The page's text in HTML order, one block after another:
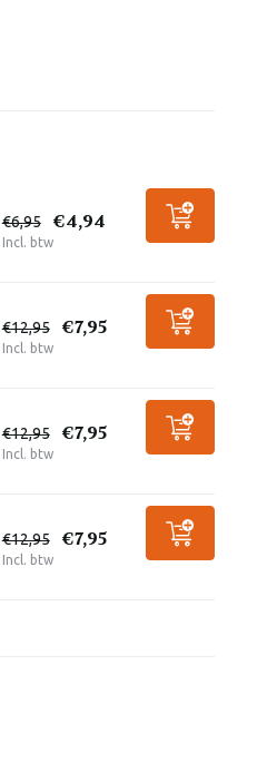
€6,95 €4,94
Incl. btw
€12,95 €7,95
Incl. btw
€12,95 €7,95
Incl. btw
€12,95 €7,95
Incl. btw